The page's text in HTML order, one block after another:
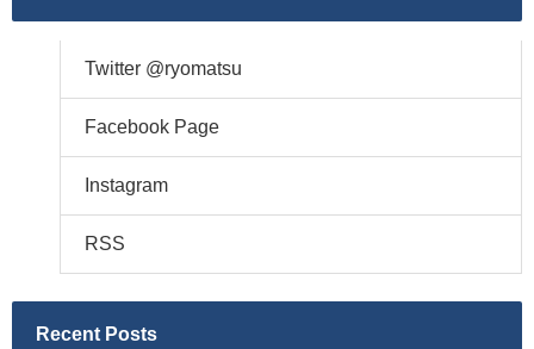
Twitter @ryomatsu
Facebook Page
Instagram
RSS
Recent Posts